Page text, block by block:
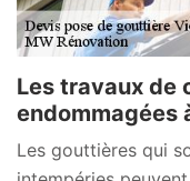
Les travaux de
endommagées
Les gouttières qui